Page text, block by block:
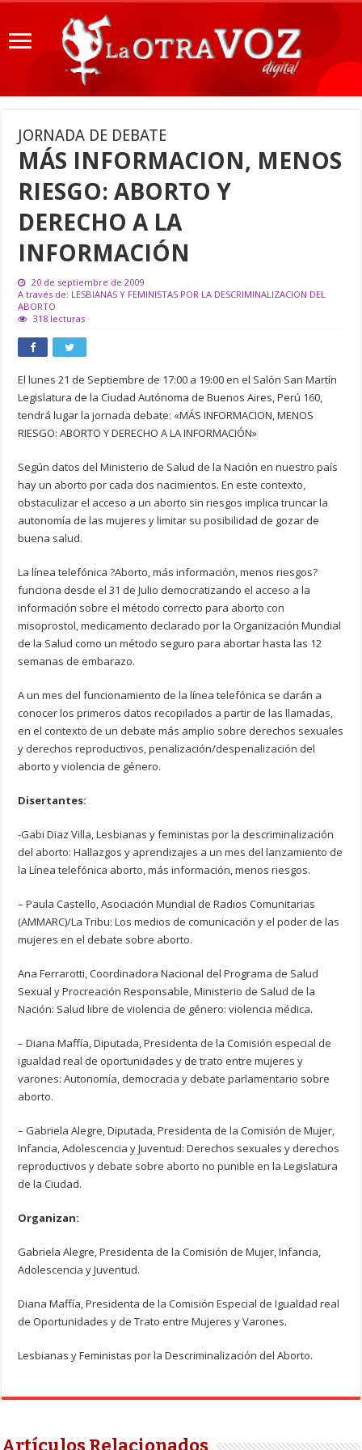
JORNADA DE DEBATE
MÁS INFORMACION, MENOS
RIESGO: ABORTO Y
DERECHO A LA
INFORMACIÓN
20 de septiembre de 2009
A través de: LESBIANAS Y FEMINISTAS POR LA DESCRIMINALIZACION DEL
ABORTO
318 lecturas
El lunes 21 de Septiembre de 17:00 a 19:00 en el Salón San Martín
Legislatura de la Ciudad Autónoma de Buenos Aires, Perú 160,
tendrá lugar la jornada debate: «MÁS INFORMACION, MENOS
RIESGO: ABORTO Y DERECHO A LA INFORMACIÓN»
Según datos del Ministerio de Salud de la Nación en nuestro país
hay un aborto por cada dos nacimientos. En este contexto,
obstaculizar el acceso a un aborto sin riesgos implica truncar la
autonomía de las mujeres y limitar su posibilidad de gozar de
buena salud.
La línea telefónica ?Aborto, más información, menos riesgos?
funciona desde el 31 de Julio democratizando el acceso a la
información sobre el método correcto para aborto con
misoprostol, medicamento declarado por la Organización Mundial
de la Salud como un método seguro para abortar hasta las 12
semanas de embarazo.
A un mes del funcionamiento de la línea telefónica se darán a
conocer los primeros datos recopilados a partir de las llamadas,
en el contexto de un debate más amplio sobre derechos sexuales
y derechos reproductivos, penalización/despenalización del
aborto y violencia de género.
Disertantes:
-Gabi Diaz Villa, Lesbianas y feministas por la descriminalización
del aborto: Hallazgos y aprendizajes a un mes del lanzamiento de
la Línea telefónica aborto, más información, menos riesgos.
– Paula Castello, Asociación Mundial de Radios Comunitarias
(AMMARC)/La Tribu: Los medios de comunicación y el poder de las
mujeres en el debate sobre aborto.
Ana Ferrarotti, Coordinadora Nacional del Programa de Salud
Sexual y Procreación Responsable, Ministerio de Salud de la
Nación: Salud libre de violencia de género: violencia médica.
– Diana Maffía, Diputada, Presidenta de la Comisión especial de
igualdad real de oportunidades y de trato entre mujeres y
varones: Autonomía, democracia y debate parlamentario sobre
aborto.
– Gabriela Alegre, Diputada, Presidenta de la Comisión de Mujer,
Infancia, Adolescencia y Juventud: Derechos sexuales y derechos
reproductivos y debate sobre aborto no punible en la Legislatura
de la Ciudad.
Organizan:
Gabriela Alegre, Presidenta de la Comisión de Mujer, Infancia,
Adolescencia y Juventud.
Diana Maffía, Presidenta de la Comisión Especial de Igualdad real
de Oportunidades y de Trato entre Mujeres y Varones.
Lesbianas y Feministas por la Descriminalización del Aborto.